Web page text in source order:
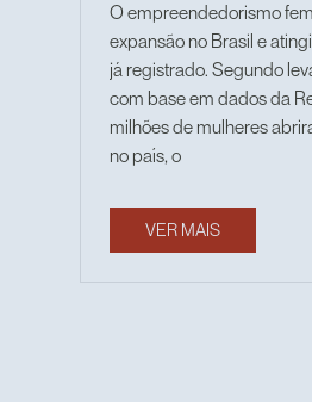
O empreendedorismo
expansão no Brasil e
já registrado. Segundo
com base em dados da
milhões de mulheres
no país, o
VER MAIS